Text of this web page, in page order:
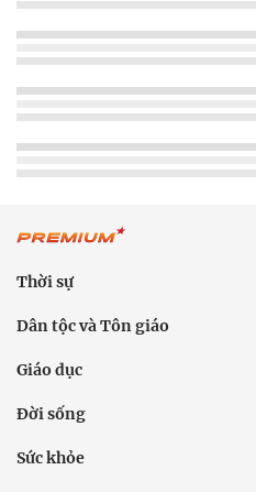
Thời sự
Dân tộc và Tôn giáo
Giáo dục
Đời sống
Sức khỏe